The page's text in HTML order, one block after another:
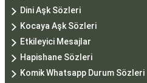
Dini Aşk Sözleri
Kocaya Aşk Sözleri
Etkileyici Mesajlar
Hapishane Sözleri
Komik Whatsapp Durum Sözleri